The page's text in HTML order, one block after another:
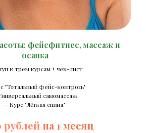
фейсфитнес, массаж и
осанка
к трем курсам + чек-лист
"Тотальный фейс-контроль"
самомассаж
- Курс "Лёгкая спина"
рублей на 1 месяц